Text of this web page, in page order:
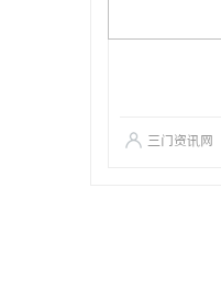
三门资讯网